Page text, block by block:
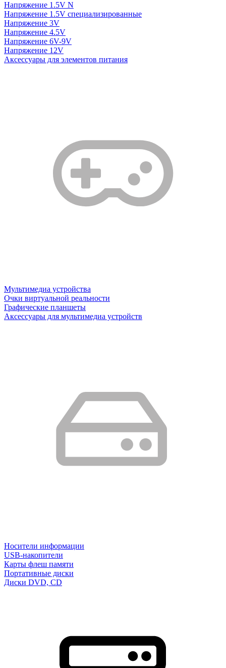
Напряжение 1.5V N
Напряжение 1.5V специализированные
Напряжение 3V
Напряжение 4.5V
Напряжение 6V-9V
Напряжение 12V
Аксессуары для элементов питания
Мультимедиа устройства
Очки виртуальной реальности
Графические планшеты
Аксессуары для мультимедиа устройств
Носители информации
USB-накопители
Карты флеш памяти
Портативные диски
Диски DVD, CD